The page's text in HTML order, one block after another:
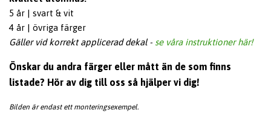
5 år | svart & vit
4 år | övriga färger
Gäller vid korrekt applicerad dekal- se våra instruktioner här!
Önskar du andra färger eller mått än de som finns
listade? Hör av dig till oss så hjälper vi dig!
Bilden är endast ett monteringsexempel.